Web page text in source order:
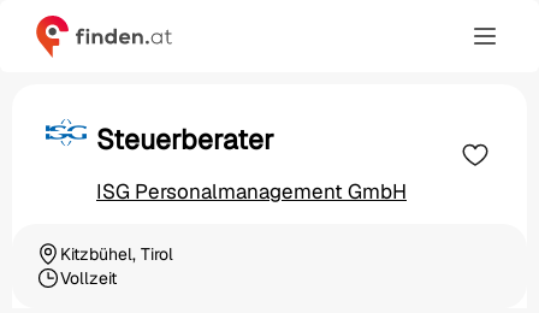
Steuerberater
ISG Personalmanagement GmbH
Ortschaft
Kitzbühel, Tirol
Beschäftigungsart
Vollzeit